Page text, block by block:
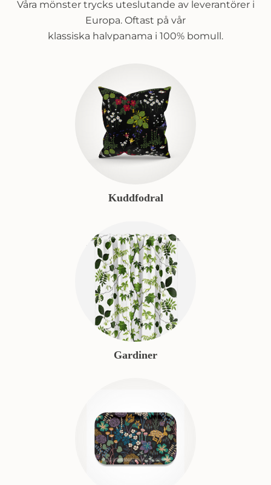
Våra mönster trycks uteslutande av leverantörer i
Europa. Oftast på vår
klassiska halvpanama i 100% bomull.
Kuddfodral
Gardiner